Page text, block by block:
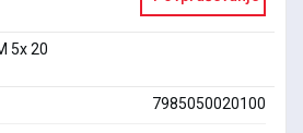
5x 20
7985050020100